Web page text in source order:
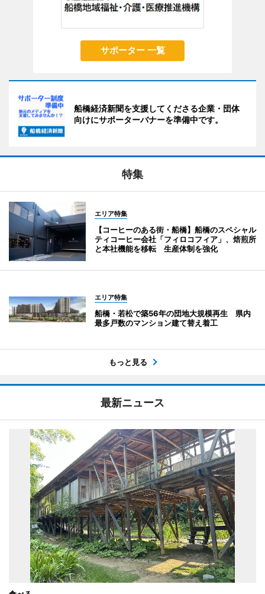
サポーター 一覧
船橋経済新聞を支援してくださる企業・団体
向けにサポーターバナーを準備中です。
特集
エリア特集
【コーヒーのある街・船橋】船橋のスペシャル
ティコーヒー会社「フィロコフィア」、焙煎所
と本社機能を移転 生産体制を強化
エリア特集
船橋・若松で築56年の団地大規模再生 県内
最多戸数のマンション建て替え着工
もっと見る
最新ニュース